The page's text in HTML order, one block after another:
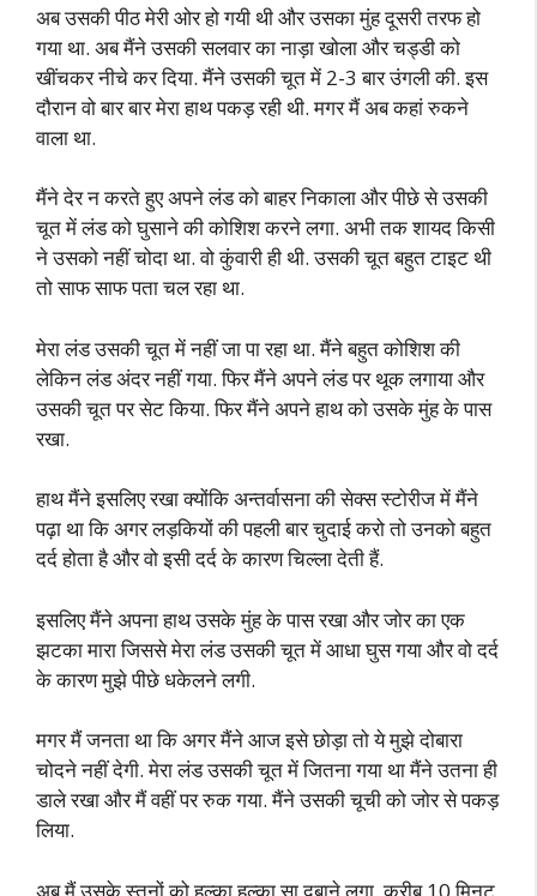
अब उसकी पीठ मेरी ओर हो गयी थी और उसका मुंह दूसरी तरफ हो
गया था. अब मैंने उसकी सलवार का नाड़ा खोला और चड्डी को
खींचकर नीचे कर दिया. मैंने उसकी चूत में 2-3 बार उंगली की. इस
दौरान वो बार बार मेरा हाथ पकड़ रही थी. मगर मैं अब कहां रुकने
वाला था.
मैंने देर न करते हुए अपने लंड को बाहर निकाला और पीछे से उसकी
चूत में लंड को घुसाने की कोशिश करने लगा. अभी तक शायद किसी
ने उसको नहीं चोदा था. वो कुंवारी ही थी. उसकी चूत बहुत टाइट थी
तो साफ साफ पता चल रहा था.
मेरा लंड उसकी चूत में नहीं जा पा रहा था. मैंने बहुत कोशिश की
लेकिन लंड अंदर नहीं गया. फिर मैंने अपने लंड पर थूक लगाया और
उसकी चूत पर सेट किया. फिर मैंने अपने हाथ को उसके मुंह के पास
रखा.
हाथ मैंने इसलिए रखा क्योंकि अन्तर्वासना की सेक्स स्टोरीज में मैंने
पढ़ा था कि अगर लड़कियों की पहली बार चुदाई करो तो उनको बहुत
दर्द होता है और वो इसी दर्द के कारण चिल्ला देती हैं.
इसलिए मैंने अपना हाथ उसके मुंह के पास रखा और जोर का एक
झटका मारा जिससे मेरा लंड उसकी चूत में आधा घुस गया और वो दर्द
के कारण मुझे पीछे धकेलने लगी.
मगर मैं जनता था कि अगर मैंने आज इसे छोड़ा तो ये मुझे दोबारा
चोदने नहीं देगी. मेरा लंड उसकी चूत में जितना गया था मैंने उतना ही
डाले रखा और मैं वहीं पर रुक गया. मैंने उसकी चूची को जोर से पकड़
लिया.
अब मैं उसके स्तनों को हल्का हल्का सा दबाने लगा. करीब 10 मिनट